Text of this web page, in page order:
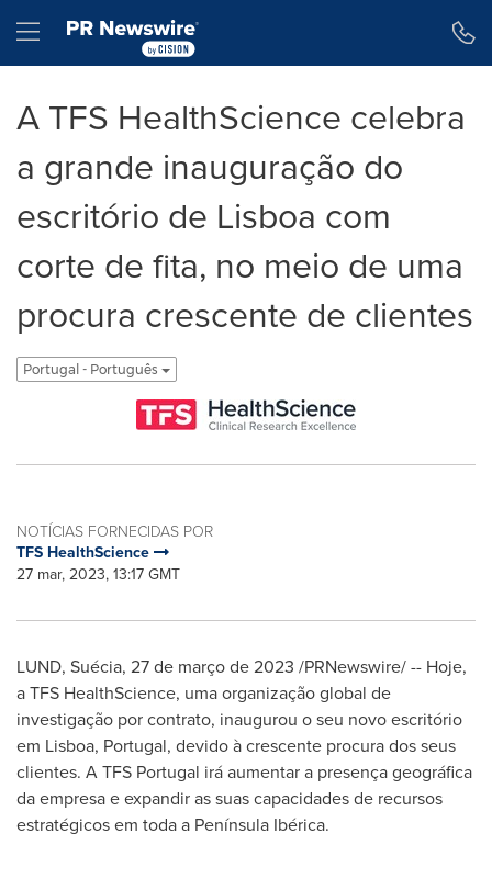
Hamburger menu
A TFS HealthScience celebra
a grande inauguração do
escritório de Lisboa com
corte de fita, no meio de uma
procura crescente de clientes
Portugal - Português
NOTÍCIAS FORNECIDAS POR
TFS HealthScience
27 mar, 2023, 13:17 GMT
LUND, Suécia, 27 de março de 2023 /PRNewswire/ -- Hoje,
a TFS HealthScience, uma organização global de
investigação por contrato, inaugurou o seu novo escritório
em Lisboa, Portugal, devido à crescente procura dos seus
clientes. A TFS Portugal irá aumentar a presença geográfica
da empresa e expandir as suas capacidades de recursos
estratégicos em toda a Península Ibérica.